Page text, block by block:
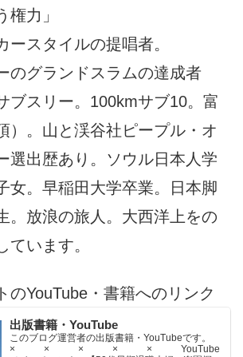
権力」
スタイルの提唱者。
のグランドスラムの達成者
ブスリー。100kmサブ10。富
）。山と渓谷社ピープル・オ
選出歴あり。ソウル日本人学
女。早稲田大学卒業。日本脚
。放浪の旅人。大西洋上をの
ています。
のYouTube・書籍へのリンク
出版書籍・YouTube
このブログ運営者の出版書籍・YouTubeです。
× × × × × YouTube